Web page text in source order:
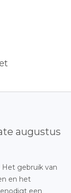
augustus
gebruik van
en het
een